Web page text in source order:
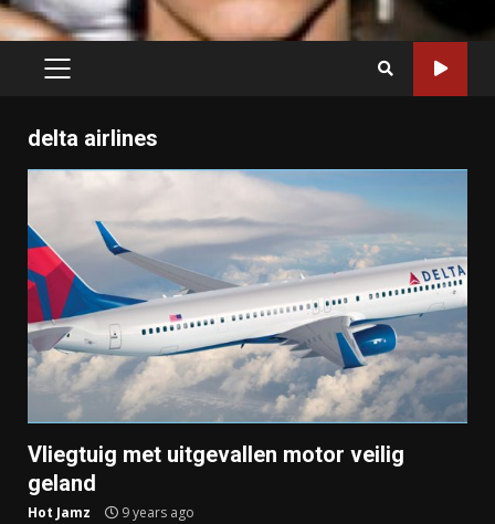
PRIMARY
delta airlines
Vliegtuig met uitgevallen motor veilig
geland
Hot Jamz 9 years ago